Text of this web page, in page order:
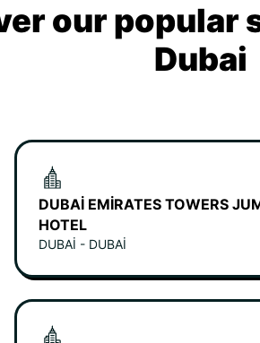
our popular
Dubai
DUBAI EMIRATES TOWERS
HOTEL
DUBAI - DUBAI